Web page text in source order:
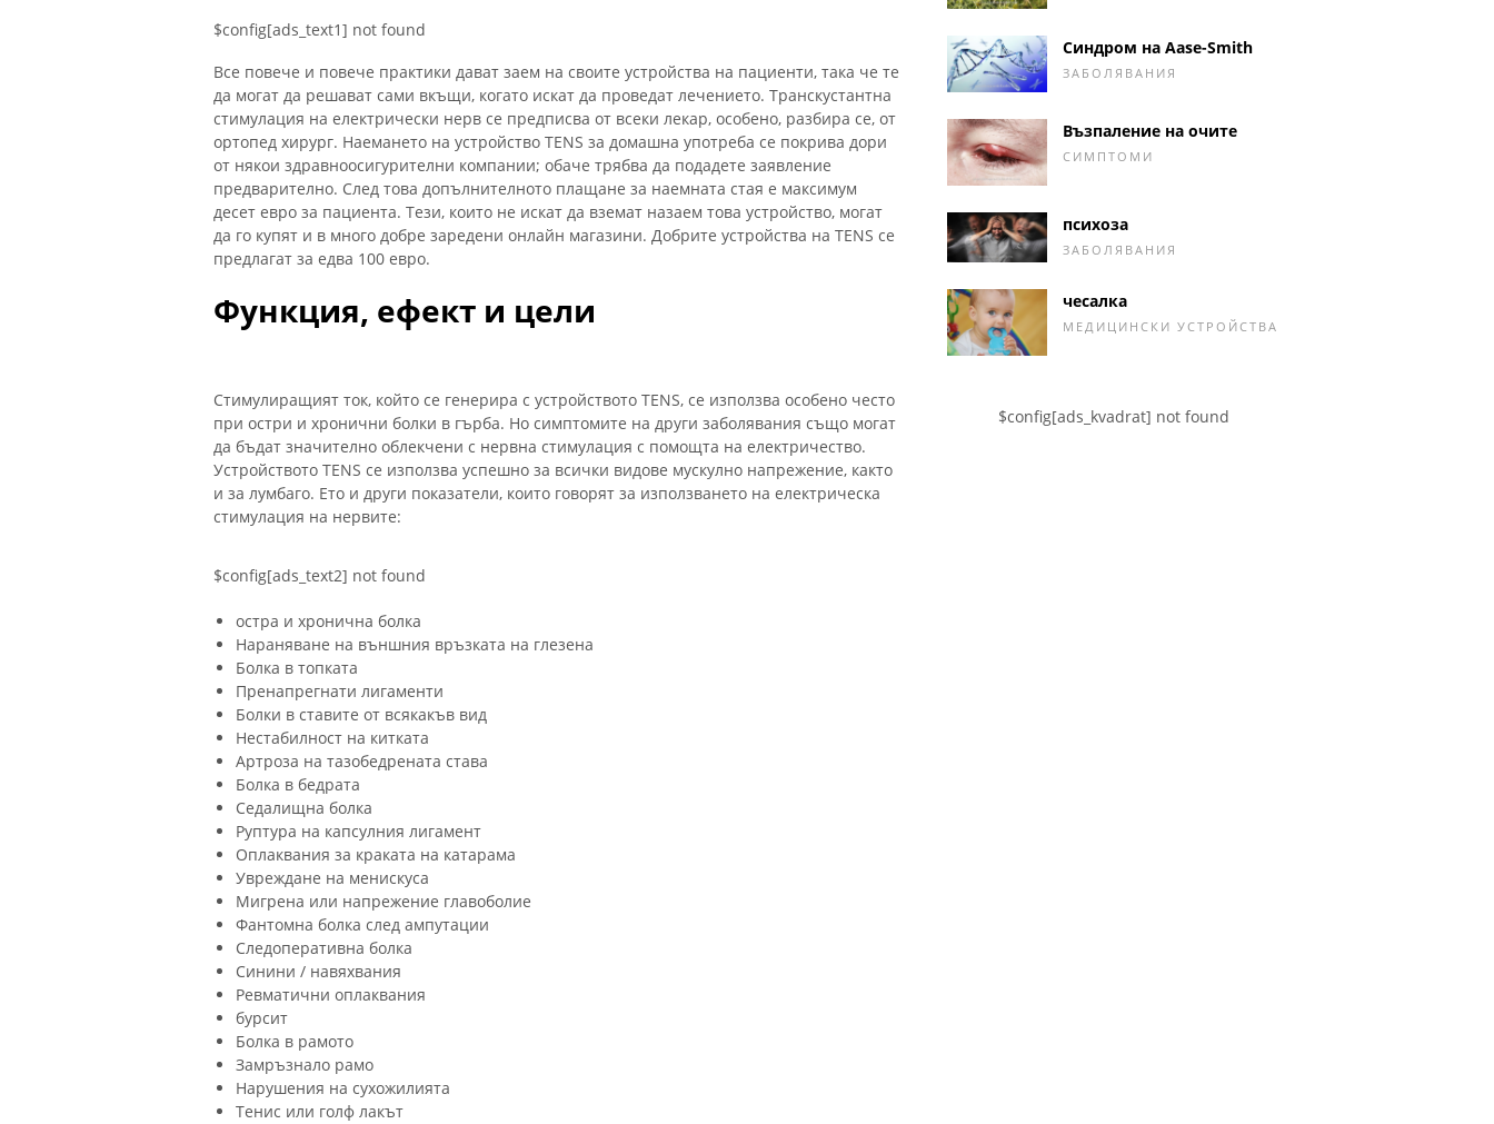
$config[ads_text1] not found
Все повече и повече практики дават заем на своите устройства на пациенти, така че те
да могат да решават сами вкъщи, когато искат да проведат лечението. Транскустантна
стимулация на електрически нерв се предписва от всеки лекар, особено, разбира се, от
ортопед хирург. Наемането на устройство TENS за домашна употреба се покрива дори
от някои здравноосигурителни компании; обаче трябва да подадете заявление
предварително. След това допълнителното плащане за наемната стая е максимум
десет евро за пациента. Тези, които не искат да вземат назаем това устройство, могат
да го купят и в много добре заредени онлайн магазини. Добрите устройства на TENS се
предлагат за едва 100 евро.
Функция, ефект и цели
Стимулиращият ток, който се генерира с устройството TENS, се използва особено често
при остри и хронични болки в гърба. Но симптомите на други заболявания също могат
да бъдат значително облекчени с нервна стимулация с помощта на електричество.
Устройството TENS се използва успешно за всички видове мускулно напрежение, както
и за лумбаго. Ето и други показатели, които говорят за използването на електрическа
стимулация на нервите:
$config[ads_text2] not found
остра и хронична болка
Нараняване на външния връзката на глезена
Болка в топката
Пренапрегнати лигаменти
Болки в ставите от всякакъв вид
Нестабилност на китката
Артроза на тазобедрената става
Болка в бедрата
Седалищна болка
Руптура на капсулния лигамент
Оплаквания за краката на катарама
Увреждане на менискуса
Мигрена или напрежение главоболие
Фантомна болка след ампутации
Следоперативна болка
Синини / навяхвания
Ревматични оплаквания
бурсит
Болка в рамото
Замръзнало рамо
Нарушения на сухожилията
Тенис или голф лакът
Синдром на Aase-Smith
ЗАБОЛЯВАНИЯ
Възпаление на очите
СИМПТОМИ
психоза
ЗАБОЛЯВАНИЯ
чесалка
МЕДИЦИНСКИ УСТРОЙСТВА
$config[ads_kvadrat] not found